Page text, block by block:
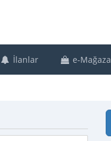
İlanlar e-Mağaza